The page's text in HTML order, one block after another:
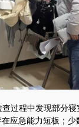
过程中发现部分寝
应急能力短板；